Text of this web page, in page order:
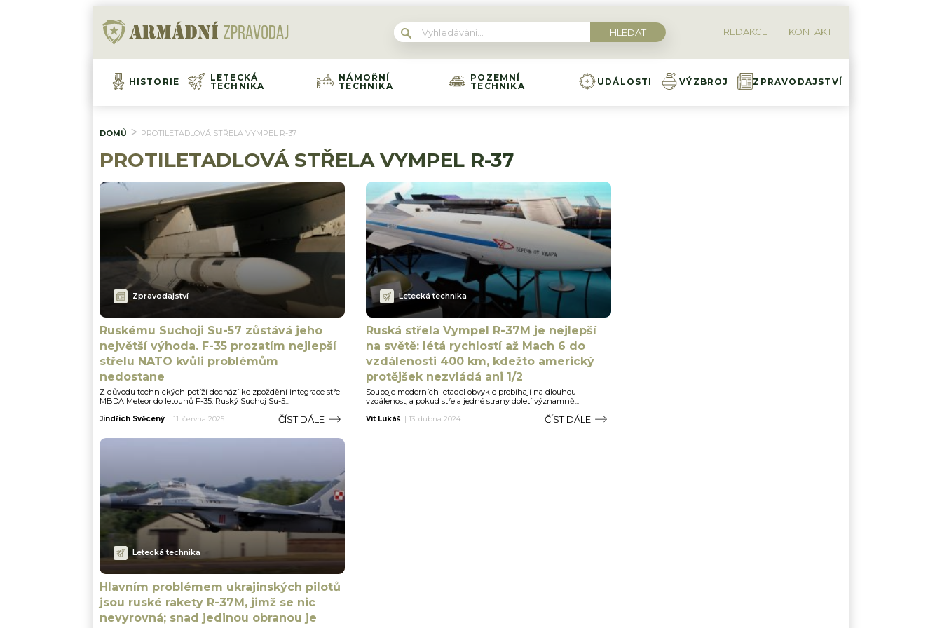
REDAKCE KONTAKT
HISTORIE
LETECKÁ
TECHNIKA
NÁMOŘNÍ
TECHNIKA
POZEMNÍ
TECHNIKA
UDÁLOSTI VÝZBROJ ZPRAVODAJSTVÍ
DOMŮ PROTILETADLOVÁ STŘELA VYMPEL R-37
PROTILETADLOVÁ STŘELA VYMPEL R-37
Zpravodajství
Ruskému Suchoji Su-57 zůstává jeho
největší výhoda. F-35 prozatím nejlepší
střelu NATO kvůli problémům
nedostane
Z důvodu technických potíží dochází ke zpoždění integrace střel
MBDA Meteor do letounů F-35. Ruský Suchoj Su-5...
Jindřich Svěcený | 11. června 2025 ČÍST DÁLE
Letecká technika
Ruská střela Vympel R-37M je nejlepší
na světě: létá rychlostí až Mach 6 do
vzdálenosti 400 km, kdežto americký
protějšek nezvládá ani 1/2
Souboje moderních letadel obvykle probíhají na dlouhou
vzdálenost, a pokud střela jedné strany doletí významně...
Vít Lukáš | 13. dubna 2024 ČÍST DÁLE
Letecká technika
Hlavním problémem ukrajinských pilotů
jsou ruské rakety R-37M, jimž se nic
nevyrovná; snad jedinou obranou je